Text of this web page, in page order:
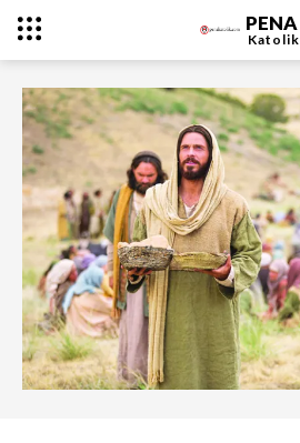
PENA
Katolik